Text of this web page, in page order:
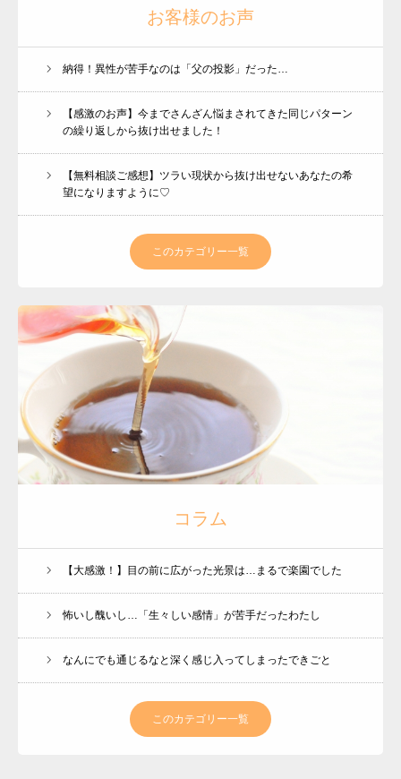
お客様のお声
納得！異性が苦手なのは「父の投影」だった…
【感激のお声】今までさんざん悩まされてきた同じパターン
の繰り返しから抜け出せました！
【無料相談ご感想】ツラい現状から抜け出せないあなたの希
望になりますように♡
このカテゴリー一覧
コラム
【大感激！】目の前に広がった光景は…まるで楽園でした
怖いし醜いし…「生々しい感情」が苦手だったわたし
なんにでも通じるなと深く感じ入ってしまったできごと
このカテゴリー一覧
プロフィール
BLOG
会員ページ